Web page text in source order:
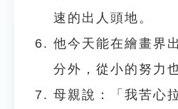
速的出人頭地。
他今天能在繪畫界
分外，從小的努力
母親說：「我苦心